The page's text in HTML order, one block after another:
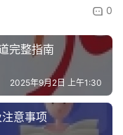
0
完整指南
2025年9月2日 上午1:30
意事项